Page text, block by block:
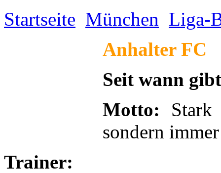
Startseite München Liga-
Anhalter FC
Seit wann
Motto:
sondern
Trainer: